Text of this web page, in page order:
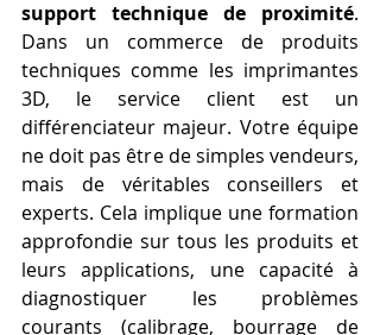
support technique de proximité.
Dans un commerce de produits
techniques comme les imprimantes
3D, le service client est un
différenciateur majeur. Votre équipe
ne doit pas être de simples vendeurs,
mais de véritables conseillers et
experts. Cela implique une formation
approfondie sur tous les produits et
leurs applications, une capacité à
diagnostiquer les problèmes
courants (calibrage, bourrage de